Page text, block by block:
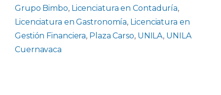
Grupo Bimbo, Licenciatura en Contaduría,
Licenciatura en Gastronomía, Licenciatura en
Gestión Financiera, Plaza Carso, UNILA, UNILA
Cuernavaca